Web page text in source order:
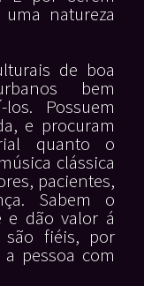
natureza
de boa
bem
Possuem
e procuram
quanto o
clássica
pacientes,
Sabem o
e dão valor á
fiéis, por
pessoa com